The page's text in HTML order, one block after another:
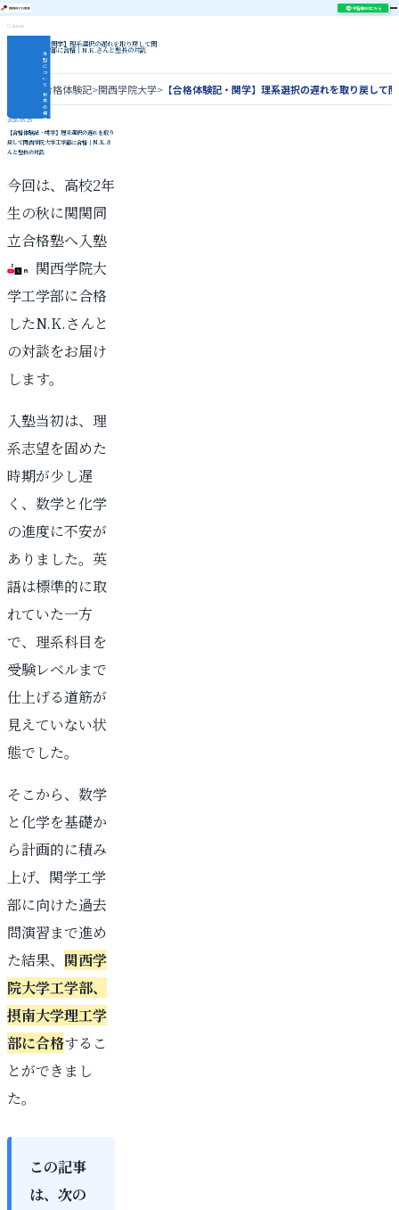
学習相談はこちら
当
塾
に
つ
い
て
授
業
の
様
子
指
導
内
関
関
立
対
策
ム
Column
【合格体験記・関学】理系選択の遅れを取り戻して関
西学院大学工学部に合格｜N.K.さんと塾長の対談
合格体験記>関西学院大学> 【合格体験記・関学】理系選択の遅れを取り戻し
2026.05.25
【合格体験記・関学】理系選択の遅れを取り
戻して関西学院大学工学部に合格｜N.K.さ
んと塾長の対談
今回は、高校2年
生の秋に関関同
立合格塾へ入塾
し、関西学院大
学工学部に合格
したN.K.さんと
の対談をお届け
します。
入塾当初は、理
系志望を固めた
時期が少し遅
く、数学と化学
の進度に不安が
ありました。英
語は標準的に取
れていた一方
で、理系科目を
受験レベルまで
仕上げる道筋が
見えていない状
態でした。
そこから、数学
と化学を基礎か
ら計画的に積み
上げ、関学工学
部に向けた過去
問演習まで進め
た結果、 関西学
院大学工学部、
摂南大学理工学
部に合格するこ
とができまし
た。
この記事
は、次の